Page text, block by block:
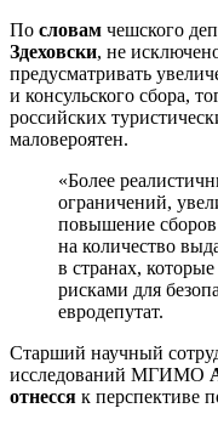
По словам чешского
Здеховски, не
предусматривать
и консульского сбора,
российских
маловероятен.
«Более
ограничений,
повышение
на количество
в странах,
рисками для
евродепутат.
Старший научный
исследований МГИМО
отнесся к перспективе